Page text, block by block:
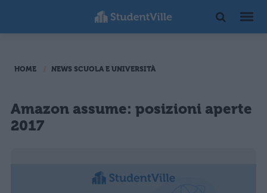
HOME NEWS SCUOLA E UNIVERSITÀ
Amazon assume: posizioni aperte
2017